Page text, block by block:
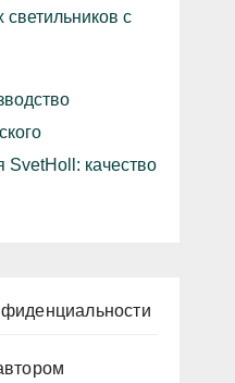
светильников с
SvetHoll: качество